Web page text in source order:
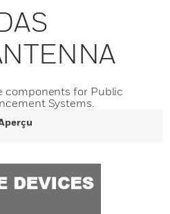
components for Public
Systems.